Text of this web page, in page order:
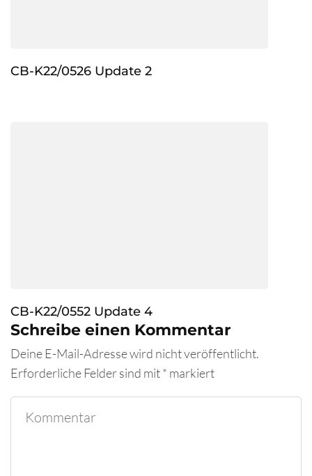
CB-K22/0526 Update 2
CB-K22/0552 Update 4
Schreibe einen Kommentar
Deine E-Mail-Adresse wird nicht veröffentlicht.
Erforderliche Felder sind mit* markiert